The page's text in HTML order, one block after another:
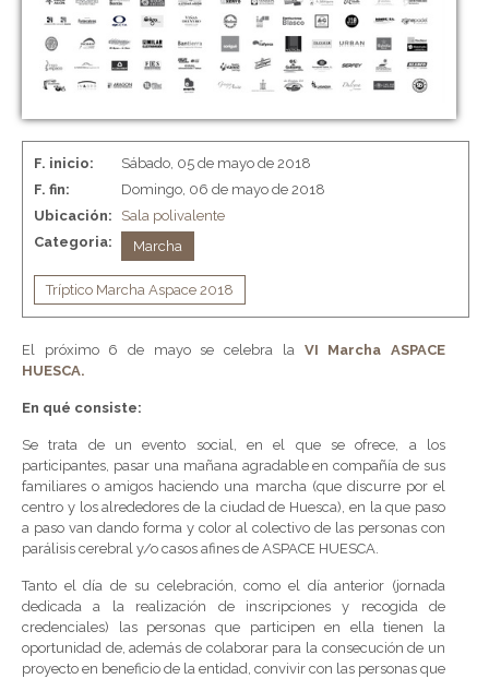
F. inicio:
Sábado, 05 de mayo de 2018
F. fin:
Domingo, 06 de mayo de 2018
Ubicación:
Sala polivalente
Categoria:
Marcha
Tríptico Marcha Aspace 2018
El próximo 6 de mayo se celebra la VI Marcha ASPACE
HUESCA.
En qué consiste:
Se trata de un evento social, en el que se ofrece, a los
participantes, pasar una mañana agradable en compañía de sus
familiares o amigos haciendo una marcha (que discurre por el
centro y los alrededores de la ciudad de Huesca), en la que paso
a paso van dando forma y color al colectivo de las personas con
parálisis cerebral y/o casos afines de ASPACE HUESCA.
Tanto el día de su celebración, como el día anterior (jornada
dedicada a la realización de inscripciones y recogida de
credenciales) las personas que participen en ella tienen la
oportunidad de, además de colaborar para la consecución de un
proyecto en beneficio de la entidad, convivir con las personas que